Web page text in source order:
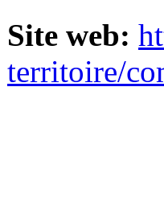
Site web:
territoire/